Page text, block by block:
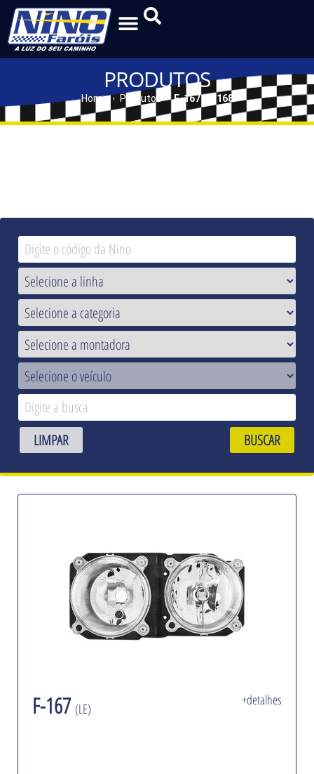
PRODUTOS
Home Produtos F-167 | F-168
LIMPAR BUSCAR
F-167 (LE)
+detalhes